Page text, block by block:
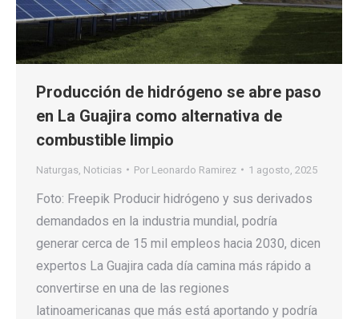
Producción de hidrógeno se abre paso
en La Guajira como alternativa de
combustible limpio
Naturgas Noticias Por Leonardo Ramirez 1 agosto, 2025
Foto: Freepik Producir hidrógeno y sus derivados
demandados en la industria mundial, podría
generar cerca de 15 mil empleos hacia 2030, dicen
expertos La Guajira cada día camina más rápido a
convertirse en una de las regiones
latinoamericanas que más está aportando y podría